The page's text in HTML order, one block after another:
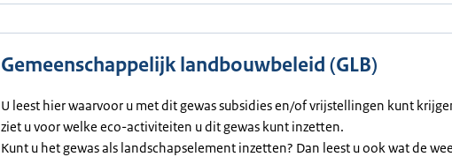
Gemeenschappelijk landbouwbeleid (GLB)
U leest hier waarvoor u met dit gewas subsidies en/of vrijstellingen kunt
ziet u voor welke eco-activiteiten u dit gewas kunt inzetten.
Kunt u het gewas als landschapselement inzetten? Dan leest u ook wat de